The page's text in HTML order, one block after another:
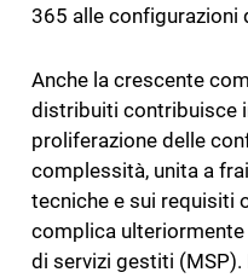
365 alle configurazioni
Anche la crescente
distribuiti contribuisce
proliferazione delle
complessità, unita a
tecniche e sui requisiti
complica
di servizi gestiti